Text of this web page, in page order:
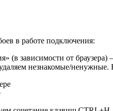
в работе подключения:
(в зависимости от браузера)
незнакомые/ненужные.